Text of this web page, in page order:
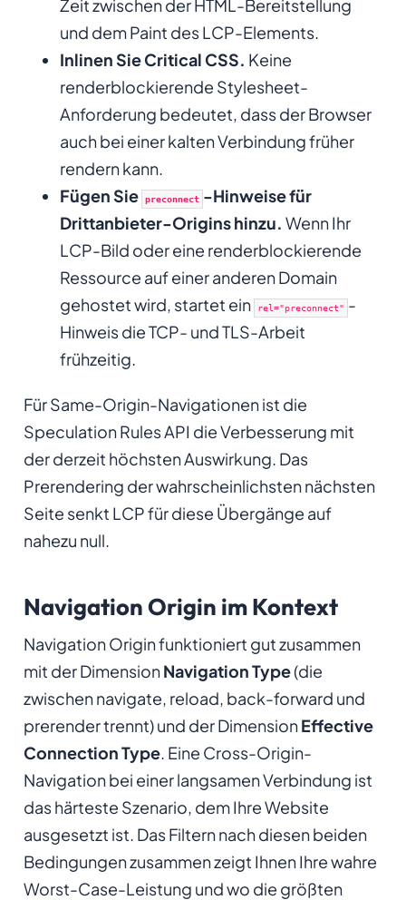
Zeit zwischen der HTML-Bereitstellung
und dem Paint des LCP-Elements.
Inlinen Sie Critical CSS. Keine
renderblockierende Stylesheet-
Anforderung bedeutet, dass der Browser
auch bei einer kalten Verbindung früher
rendern kann.
Fügen Sie preconnect -Hinweise für
Drittanbieter-Origins hinzu. Wenn Ihr
LCP-Bild oder eine renderblockierende
Ressource auf einer anderen Domain
gehostet wird, startet ein
rel="preconnect" -
Hinweis die TCP- und TLS-Arbeit
frühzeitig.
Für Same-Origin-Navigationen ist die
Speculation Rules API die Verbesserung mit
der derzeit höchsten Auswirkung. Das
Prerendering der wahrscheinlichsten nächsten
Seite senkt LCP für diese Übergänge auf
nahezu null.
Navigation Origin im Kontext
Navigation Origin funktioniert gut zusammen
mit der DimensionNavigation Type(die
zwischen navigate, reload, back-forward und
prerender trennt) und der DimensionEffective
Connection Type. Eine Cross-Origin-
Navigation bei einer langsamen Verbindung ist
das härteste Szenario, dem Ihre Website
ausgesetzt ist. Das Filtern nach diesen beiden
Bedingungen zusammen zeigt Ihnen Ihre wahre
Worst-Case-Leistung und wo die größten